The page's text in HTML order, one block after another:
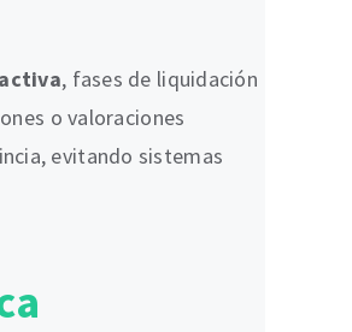
, fases de liquidación
o valoraciones
evitando sistemas